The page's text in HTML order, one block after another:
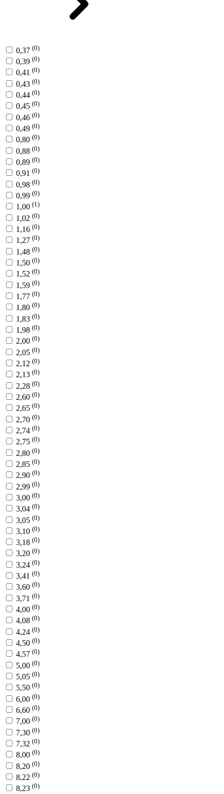
0,37 (0)
0,39 (0)
0,41 (0)
0,43 (0)
0,44 (0)
0,45 (0)
0,46 (0)
0,49 (0)
0,80 (0)
0,88 (0)
0,89 (0)
0,91 (0)
0,98 (0)
0,99 (0)
1,00 (1)
1,02 (0)
1,16 (0)
1,27 (0)
1,48 (0)
1,50 (0)
1,52 (0)
1,59 (0)
1,77 (0)
1,80 (0)
1,83 (0)
1,98 (0)
2,00 (0)
2,05 (0)
2,12 (0)
2,13 (0)
2,28 (0)
2,60 (0)
2,65 (0)
2,70 (0)
2,74 (0)
2,75 (0)
2,80 (0)
2,85 (0)
2,90 (0)
2,99 (0)
3,00 (0)
3,04 (0)
3,05 (0)
3,10 (0)
3,18 (0)
3,20 (0)
3,24 (0)
3,41 (0)
3,60 (0)
3,71 (0)
4,00 (0)
4,08 (0)
4,24 (0)
4,50 (0)
4,57 (0)
5,00 (0)
5,05 (0)
5,50 (0)
6,00 (0)
6,60 (0)
7,00 (0)
7,30 (0)
7,32 (0)
8,00 (0)
8,20 (0)
8,22 (0)
8,23 (0)